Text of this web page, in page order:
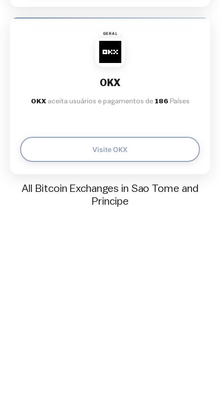
GERAL
OKX
OKXaceita usuários e pagamentos de 186 Países
Visite OKX
All Bitcoin Exchanges in Sao Tome and
Principe